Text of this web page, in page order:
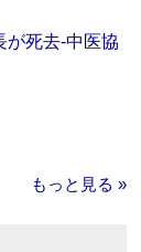
が死去‐中医協
もっと見る »